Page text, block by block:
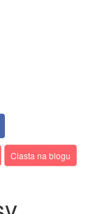
Ciasta na blogu